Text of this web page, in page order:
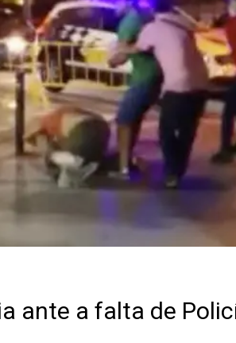
ante a falta de